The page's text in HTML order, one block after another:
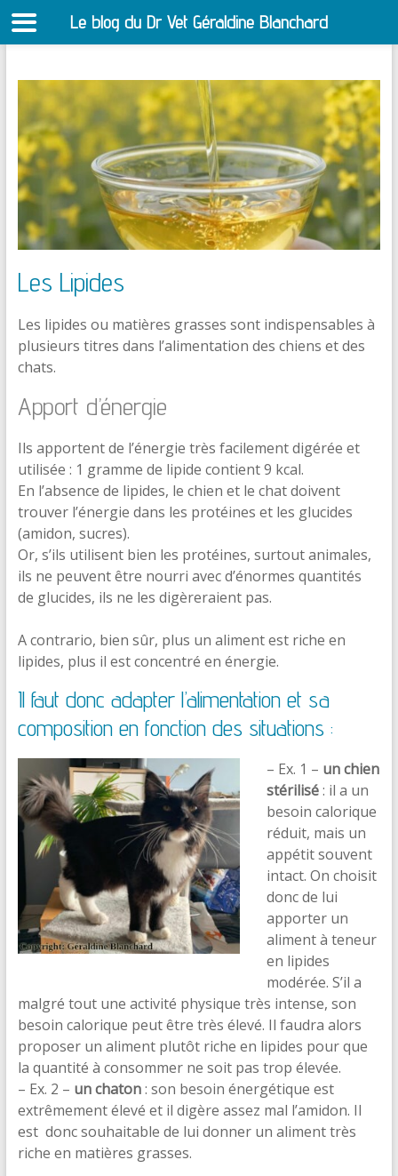
contenu
Les Lipides
Les lipides ou matières grasses sont indispensables à
plusieurs titres dans l’alimentation des chiens et des
chats.
Apport d’énergie
Ils apportent de l’énergie très facilement digérée et
utilisée : 1 gramme de lipide contient 9 kcal.
En l’absence de lipides, le chien et le chat doivent
trouver l’énergie dans les protéines et les glucides
(amidon, sucres).
Or, s’ils utilisent bien les protéines, surtout animales,
ils ne peuvent être nourri avec d’énormes quantités
de glucides, ils ne les digèreraient pas.
A contrario, bien sûr, plus un aliment est riche en
lipides, plus il est concentré en énergie.
Il faut donc adapter l’alimentation et sa
composition en fonction des situations :
– Ex. 1 – un chien
stérilisé: il a un
besoin calorique
réduit, mais un
appétit souvent
intact. On choisit
donc de lui
apporter un
aliment à teneur
en lipides
modérée. S’il a
malgré tout une activité physique très intense, son
besoin calorique peut être très élevé. Il faudra alors
proposer un aliment plutôt riche en lipides pour que
la quantité à consommer ne soit pas trop élevée.
– Ex. 2 – un chaton: son besoin énergétique est
extrêmement élevé et il digère assez mal l’amidon. Il
est donc souhaitable de lui donner un aliment très
riche en matières grasses.
Le blog du Dr Vet Géraldine Blanchard